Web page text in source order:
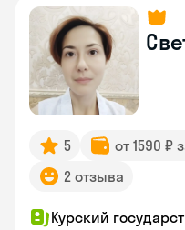
5 от 1590 ₽
2 отзыва
Курский